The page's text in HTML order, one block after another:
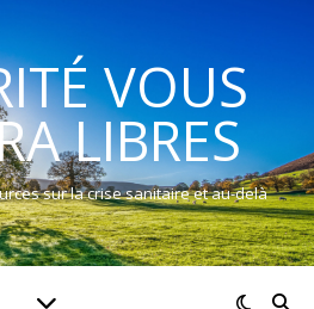
VOUS
LIBRES
sur la crise sanitaire et au-delà